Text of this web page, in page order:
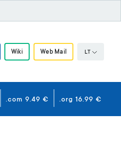
Wiki Web Mail LT
.com 9.49 € .org 16.99 €